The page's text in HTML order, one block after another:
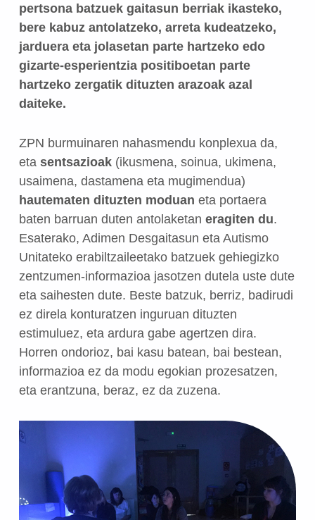
pertsona batzuek gaitasun berriak ikasteko,
bere kabuz antolatzeko, arreta kudeatzeko,
jarduera eta jolasetan parte hartzeko edo
gizarte-esperientzia positiboetan parte
hartzeko zergatik dituzten arazoak azal
daiteke.
ZPN burmuinaren nahasmendu konplexua da,
eta sentsazioak (ikusmena, soinua, ukimena,
usaimena, dastamena eta mugimendua)
hautematen dituzten moduan eta portaera
baten barruan duten antolaketan eragiten du.
Esaterako, Adimen Desgaitasun eta Autismo
Unitateko erabiltzaileetako batzuek gehiegizko
zentzumen-informazioa jasotzen dutela uste dute
eta saihesten dute. Beste batzuk, berriz, badirudi
ez direla konturatzen inguruan dituzten
estimuluez, eta ardura gabe agertzen dira.
Horren ondorioz, bai kasu batean, bai bestean,
informazioa ez da modu egokian prozesatzen,
eta erantzuna, beraz, ez da zuzena.